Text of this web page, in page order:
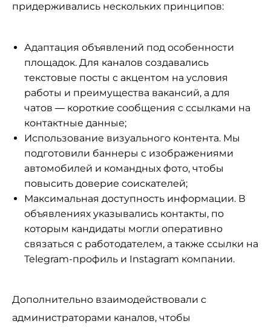
придерживались нескольких принципов:
Адаптация объявлений под особенности
площадок. Для каналов создавались
текстовые посты с акцентом на условия
работы и преимущества вакансий, а для
чатов — короткие сообщения с ссылками на
контактные данные;
Использование визуального контента. Мы
подготовили баннеры с изображениями
автомобилей и командных фото, чтобы
повысить доверие соискателей;
Максимальная доступность информации. В
объявлениях указывались контакты, по
которым кандидаты могли оперативно
связаться с работодателем, а также ссылки на
Telegram-профиль и Instagram компании.
Дополнительно взаимодействовали с
администраторами каналов, чтобы